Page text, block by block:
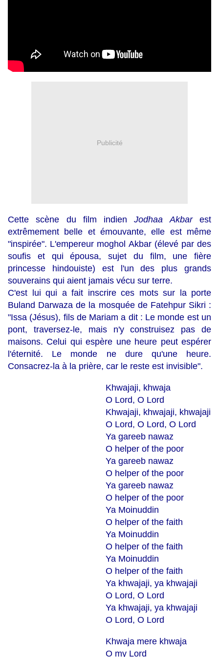
Publicité
Cette scène du film indienJodhaa Akbarest
extrêmement belle et émouvante, elle est même
"inspirée". L'empereur moghol Akbar (élevé par des
soufis et qui épousa, sujet du film, une fière
princesse hindouiste) est l'un des plus grands
souverains qui aient jamais vécu sur terre.
C'est lui qui a fait inscrire ces mots sur la porte
Buland Darwaza de la mosquée de Fatehpur Sikri :
"Issa (Jésus), fils de Mariam a dit : Le monde est un
pont, traversez-le, mais n'y construisez pas de
maisons. Celui qui espère une heure peut espérer
l'éternité. Le monde ne dure qu'une heure.
Consacrez-la à la prière, car le reste est invisible".
Khwajaji, khwaja
O Lord, O Lord
Khwajaji, khwajaji, khwajaji
O Lord, O Lord, O Lord
Ya gareeb nawaz
O helper of the poor
Ya gareeb nawaz
O helper of the poor
Ya gareeb nawaz
O helper of the poor
Ya Moinuddin
O helper of the faith
Ya Moinuddin
O helper of the faith
Ya Moinuddin
O helper of the faith
Ya khwajaji, ya khwajaji
O Lord, O Lord
Ya khwajaji, ya khwajaji
O Lord, O Lord
Khwaja mere khwaja
O my Lord